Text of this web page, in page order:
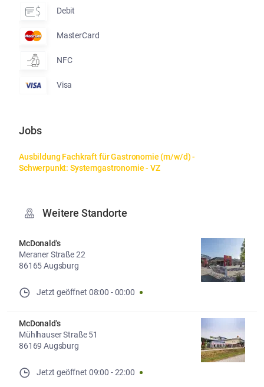
Debit
MasterCard
NFC
Visa
Jobs
Ausbildung Fachkraft für Gastronomie (m/w/d) -
Schwerpunkt: Systemgastronomie - VZ
Weitere Standorte
McDonald's
Meraner Straße 22
86165 Augsburg
Jetzt geöffnet 08:00 -00:00
McDonald's
Mühlhauser Straße 51
86169 Augsburg
Jetzt geöffnet 09:00 -22:00